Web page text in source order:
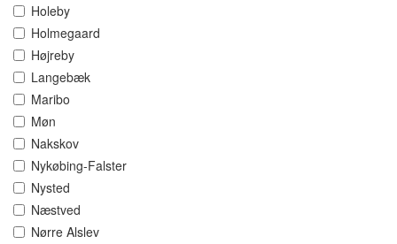
Holeby
Holmegaard
Højreby
Langebæk
Maribo
Møn
Nakskov
Nykøbing-Falster
Nysted
Næstved
Nørre Alslev